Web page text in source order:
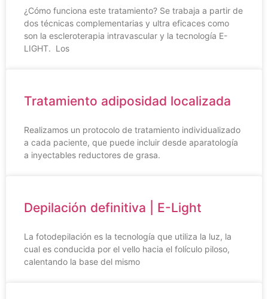
¿Cómo funciona este tratamiento? Se trabaja a partir de
dos técnicas complementarias y ultra eficaces como
son la escleroterapia intravascular y la tecnología E-
LIGHT. Los
Tratamiento adiposidad localizada
Realizamos un protocolo de tratamiento individualizado
a cada paciente, que puede incluir desde aparatología
a inyectables reductores de grasa.
Depilación definitiva | E-Light
La fotodepilación es la tecnología que utiliza la luz, la
cual es conducida por el vello hacia el folículo piloso,
calentando la base del mismo